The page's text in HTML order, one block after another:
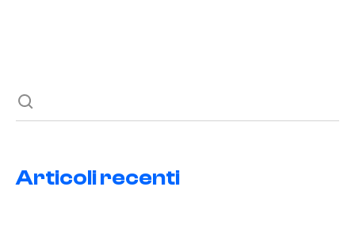
Articoli recenti